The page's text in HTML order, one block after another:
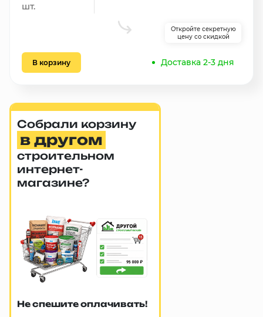
шт.
Откройте секретную
цену со скидкой
В корзину Доставка 2-3 дня
Собрали корзину
в другом
строительном
интернет-
магазине?
Не спешите оплачивать!